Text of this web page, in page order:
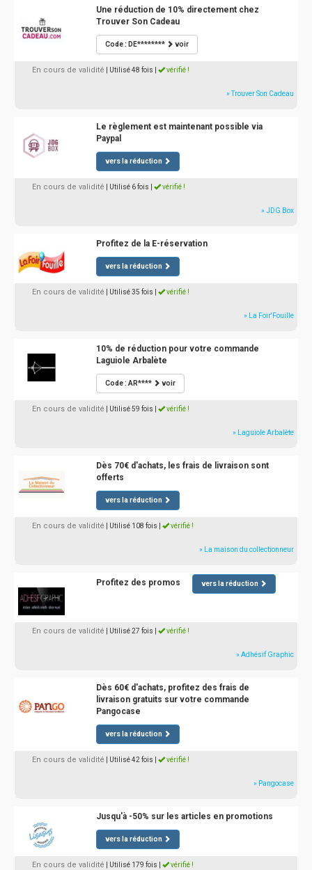
Une réduction de 10% directement chez
Trouver Son Cadeau
Code : DE******** voir
En cours de validité | Utilisé 48 fois vérifié !
» Trouver Son Cadeau
Le règlement est maintenant possible via
Paypal
vers la réduction
En cours de validité | Utilisé 6 fois vérifié !
» JDG Box
Profitez de la E-réservation
vers la réduction
En cours de validité | Utilisé 35 fois vérifié !
» La Foir'Fouille
10% de réduction pour votre commande
Laguiole Arbalète
Code : AR**** voir
En cours de validité | Utilisé 59 fois vérifié !
» Laguiole Arbalète
Dès 70€ d'achats, les frais de livraison sont
offerts
vers la réduction
En cours de validité | Utilisé 108 fois vérifié !
» La maison du collectionneur
Profitez des promos vers la réduction
En cours de validité | Utilisé 27 fois vérifié !
» Adhésif Graphic
Dès 60€ d'achats, profitez des frais de
livraison gratuits sur votre commande
Pangocase
vers la réduction
En cours de validité | Utilisé 42 fois vérifié !
» Pangocase
Jusqu'à -50% sur les articles en promotions
vers la réduction
En cours de validité | Utilisé 179 fois vérifié !